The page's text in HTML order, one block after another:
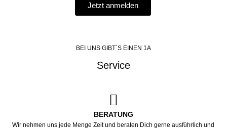
Jetzt anmelden
BEI UNS GIBT´S EINEN 1A
Service
BERATUNG
Wir nehmen uns jede Menge Zeit und beraten Dich gerne ausführlich und